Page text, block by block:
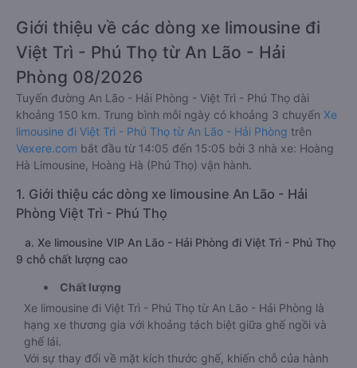
Giới thiệu về các dòng xe limousine đi
Việt Trì - Phú Thọ từ An Lão - Hải
Phòng 08/2026
Tuyến đường An Lão - Hải Phòng - Việt Trì - Phú Thọ dài
khoảng 150 km. Trung bình mỗi ngày có khoảng 3 chuyến Xe
limousine đi Việt Trì - Phú Thọ từ An Lão - Hải Phòng trên
Vexere.com bắt đầu từ 14:05 đến 15:05 bởi 3 nhà xe: Hoàng
Hà Limousine, Hoàng Hà (Phú Thọ) vận hành.
1. Giới thiệu các dòng xe limousine An Lão - Hải
Phòng Việt Trì - Phú Thọ
a. Xe limousine VIP An Lão - Hải Phòng đi Việt Trì - Phú Thọ
9 chỗ chất lượng cao
Chất lượng
Xe limousine đi Việt Trì - Phú Thọ từ An Lão - Hải Phòng là
hạng xe thương gia với khoảng tách biệt giữa ghế ngồi và
ghế lái.
Với sự thay đổi về mặt kích thước ghế, khiến chỗ của hành